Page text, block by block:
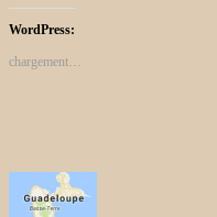
WordPress:
chargement…